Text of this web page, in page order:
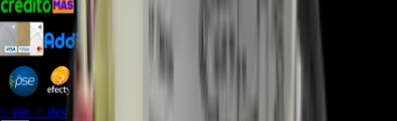
$
$ 208.354
> ver_ > desbloquear oferta_